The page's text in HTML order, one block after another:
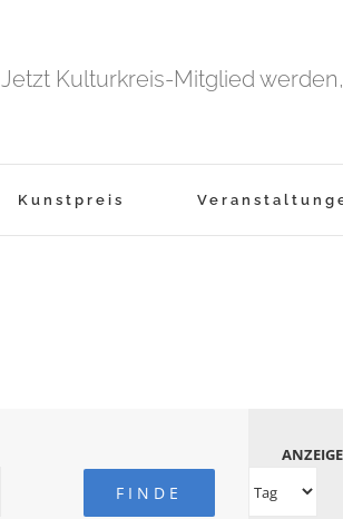
Jetzt Kulturkreis-Mitglied
Kunstpreis
Ansichten-